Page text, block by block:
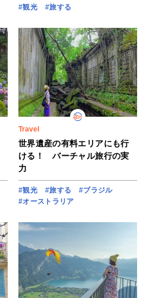
#観光 #旅する
Travel
世界遺産の有料エリアにも行
ける！ バーチャル旅行の実
力
#観光 #旅する
#ブラジル
#オーストラリア